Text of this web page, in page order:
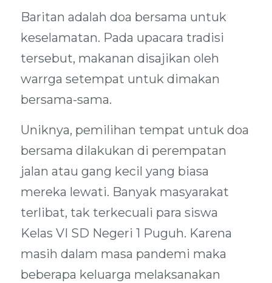
Baritan adalah doa bersama untuk
keselamatan. Pada upacara tradisi
tersebut, makanan disajikan oleh
warrga setempat untuk dimakan
bersama-sama.
Uniknya, pemilihan tempat untuk doa
bersama dilakukan di perempatan
jalan atau gang kecil yang biasa
mereka lewati. Banyak masyarakat
terlibat, tak terkecuali para siswa
Kelas VI SD Negeri 1 Puguh. Karena
masih dalam masa pandemi maka
beberapa keluarga melaksanakan